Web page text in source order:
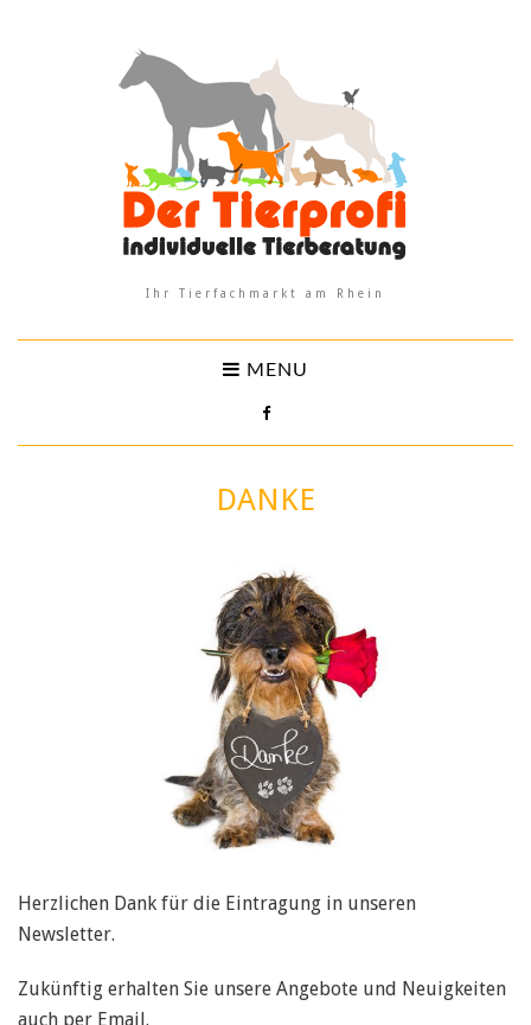
Ihr Tierfachmarkt am Rhein
MENU
DANKE
Herzlichen Dank für die Eintragung in unseren
Newsletter.
Zukünftig erhalten Sie unsere Angebote und Neuigkeiten
auch per Email.